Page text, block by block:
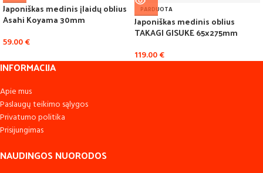
Japoniškas medinis įlaidų oblius
Asahi Koyama 30mm
59.00€
PARDUOTA
Japoniškas medinis oblius
TAKAGI GISUKE 65x275mm
119.00€
INFORMACIJA
Apie mus
Paslaugų teikimo sąlygos
Privatumo politika
Prisijungimas
NAUDINGOS NUORODOS